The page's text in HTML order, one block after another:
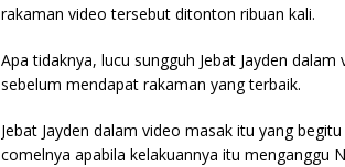
rakaman video tersebut ditonton ribuan kali.
Apa tidaknya, lucu sungguh Jebat Jayden
sebelum mendapat rakaman yang terbaik.
Jebat Jayden dalam video masak itu yang
comelnya apabila kelakuannya itu menganggu